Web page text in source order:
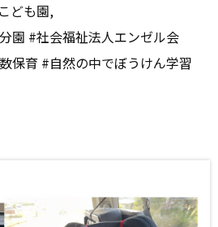
ども園,
園 #社会福祉法人エンゼル会
保育 #自然の中でぼうけん学習